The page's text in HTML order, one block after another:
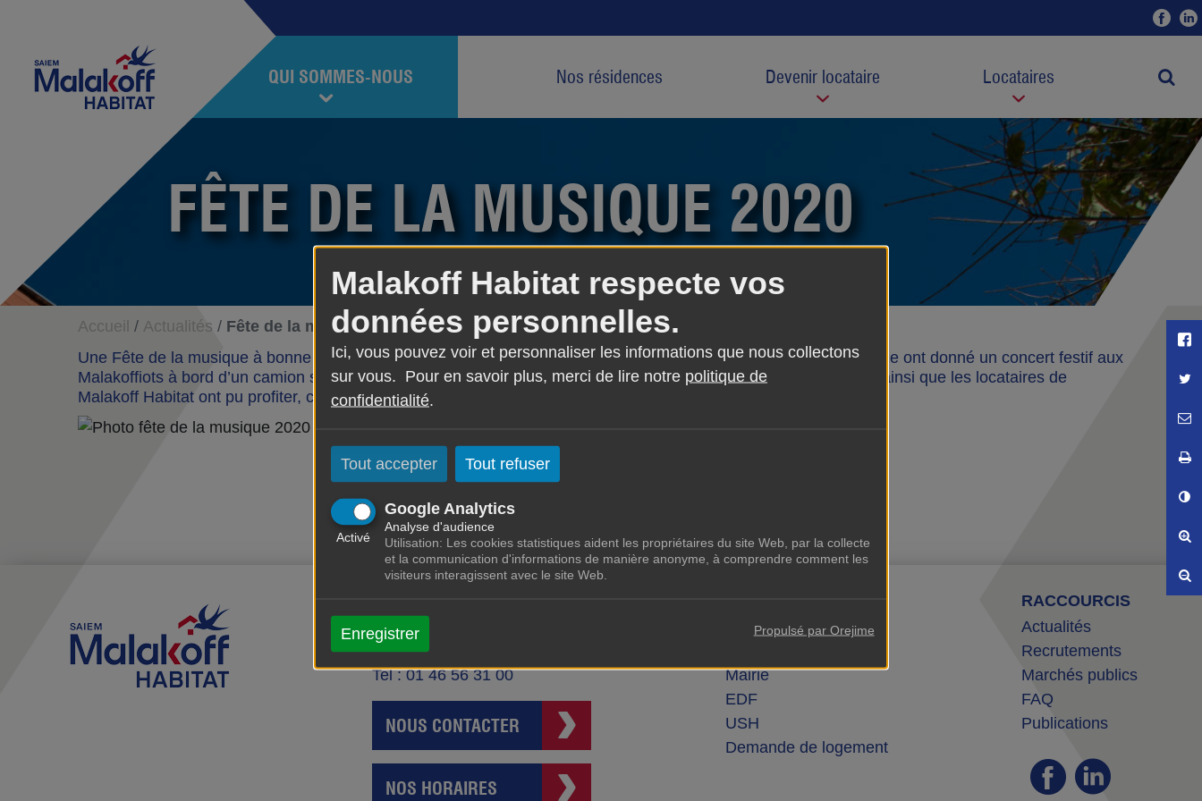
Malakoff Habitat respecte vos
données personnelles.
Ici, vous pouvez voir et personnaliser les informations que nous collectons
sur vous. Pour en savoir plus, merci de lire notre politique de
confidentialité.
Tout accepter Tout refuser
Google Analytics
Activé
Analyse d'audience
Utilisation: Les cookies statistiques aident les propriétaires du site Web, par la collecte
et la communication d'informations de manière anonyme, à comprendre comment les
visiteurs interagissent avec le site Web.
Enregistrer Propulsé par Orejime
Malakoff Habitat
QUI SOMMES-NOUS Nos résidences Devenir locataire
Locataires
FÊTE DE LA MUSIQUE 2020
Accueil Actualités
Fête de la musique 2020
Une Fête de la musique à bonne distance cette année. Dimanche 21 juin, plusieurs artistes programmés par la ville ont donné un concert festif aux
Malakoffiots à bord d’un camion sillonnant la ville​. La musique s’est répandue de résidence en résidence et c’est ainsi que les locataires de
Malakoff Habitat ont pu profiter, chanter et danser de leurs fenêtres.
2 rue Jean Lurçat - CS 70006
Malakoff Cedex 92245
Tel : 01 46 56 31 00
NOUS CONTACTER
NOS HORAIRES
Extranet Locataire
Mairie
EDF
USH
Demande de logement
RACCOURCIS
Actualités
Recrutements
Marchés publics
FAQ
Publications